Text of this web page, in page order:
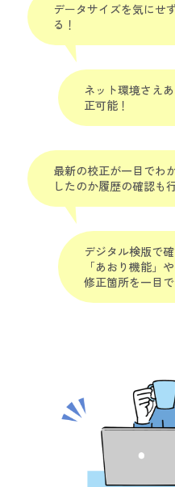
データサイズを気にせ
る！
ネット環境さえ
正可能！
最新の校正が一目でわか
したのか履歴の確認も
デジタル検版で
「あおり機能」
修正箇所を一目